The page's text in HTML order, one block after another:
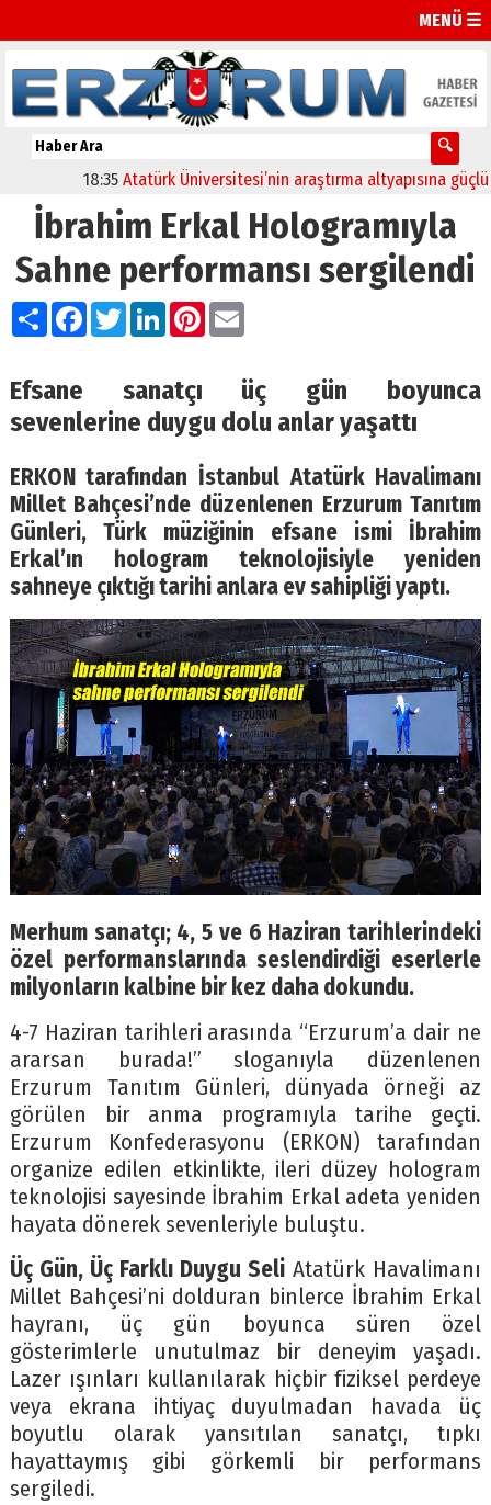
MENÜ ☰
Atatürk Üniversitesi’nin araştırma altyapısına güçlü onay
İbrahim Erkal Hologramıyla
Sahne performansı sergilendi
PaylaşFacebook
TwitterLinkedIn
Pinterest
Email
Efsane sanatçı üç gün boyunca
sevenlerine duygu dolu anlar yaşattı
ERKON tarafından İstanbul Atatürk Havalimanı
Millet Bahçesi’nde düzenlenen Erzurum Tanıtım
Günleri, Türk müziğinin efsane ismi İbrahim
Erkal’ın hologram teknolojisiyle yeniden
sahneye çıktığı tarihi anlara ev sahipliği yaptı.
Merhum sanatçı; 4, 5 ve 6 Haziran tarihlerindeki
özel performanslarında seslendirdiği eserlerle
milyonların kalbine bir kez daha dokundu.
4-7 Haziran tarihleri arasında “Erzurum’a dair ne
ararsan burada!” sloganıyla düzenlenen
Erzurum Tanıtım Günleri, dünyada örneği az
görülen bir anma programıyla tarihe geçti.
Erzurum Konfederasyonu (ERKON) tarafından
organize edilen etkinlikte, ileri düzey hologram
teknolojisi sayesinde İbrahim Erkal adeta yeniden
hayata dönerek sevenleriyle buluştu.
Üç Gün, Üç Farklı Duygu Seli Atatürk Havalimanı
Millet Bahçesi’ni dolduran binlerce İbrahim Erkal
hayranı, üç gün boyunca süren özel
gösterimlerle unutulmaz bir deneyim yaşadı.
Lazer ışınları kullanılarak hiçbir fiziksel perdeye
veya ekrana ihtiyaç duyulmadan havada üç
boyutlu olarak yansıtılan sanatçı, tıpkı
hayattaymış gibi görkemli bir performans
sergiledi.